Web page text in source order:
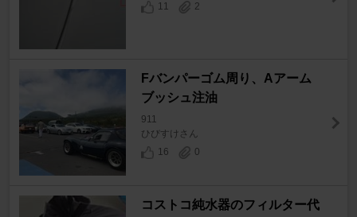
11
2
Fバンパーゴム周り、Aアーム
ブッシュ注油
911
ひびすけさん
16
0
コストコ純水器のフィルター代